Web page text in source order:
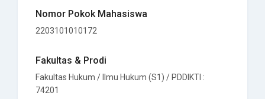
Nomor Pokok Mahasiswa
2203101010172
Fakultas & Prodi
Fakultas Hukum / Ilmu Hukum (S1) / PDDIKTI :
74201